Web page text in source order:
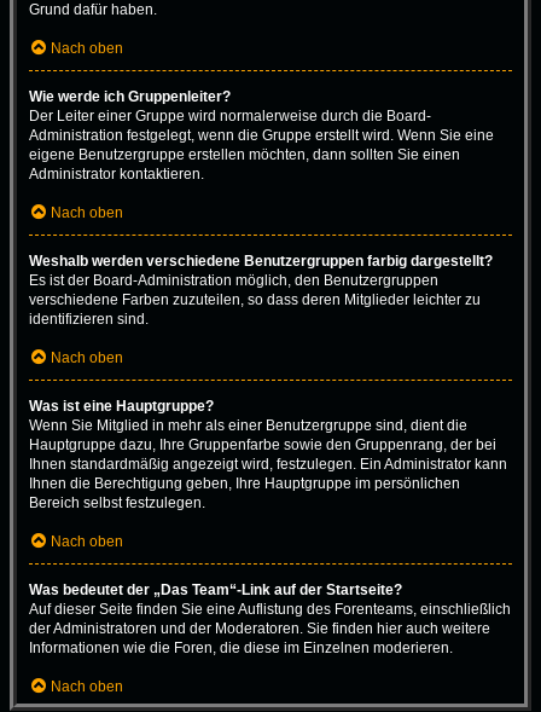
Grund dafür haben.
Nach oben
Wie werde ich Gruppenleiter?
Der Leiter einer Gruppe wird normalerweise durch die Board-
Administration festgelegt, wenn die Gruppe erstellt wird. Wenn Sie eine
eigene Benutzergruppe erstellen möchten, dann sollten Sie einen
Administrator kontaktieren.
Nach oben
Weshalb werden verschiedene Benutzergruppen farbig dargestellt?
Es ist der Board-Administration möglich, den Benutzergruppen
verschiedene Farben zuzuteilen, so dass deren Mitglieder leichter zu
identifizieren sind.
Nach oben
Was ist eine Hauptgruppe?
Wenn Sie Mitglied in mehr als einer Benutzergruppe sind, dient die
Hauptgruppe dazu, Ihre Gruppenfarbe sowie den Gruppenrang, der bei
Ihnen standardmäßig angezeigt wird, festzulegen. Ein Administrator kann
Ihnen die Berechtigung geben, Ihre Hauptgruppe im persönlichen
Bereich selbst festzulegen.
Nach oben
Was bedeutet der „Das Team“-Link auf der Startseite?
Auf dieser Seite finden Sie eine Auflistung des Forenteams, einschließlich
der Administratoren und der Moderatoren. Sie finden hier auch weitere
Informationen wie die Foren, die diese im Einzelnen moderieren.
Nach oben